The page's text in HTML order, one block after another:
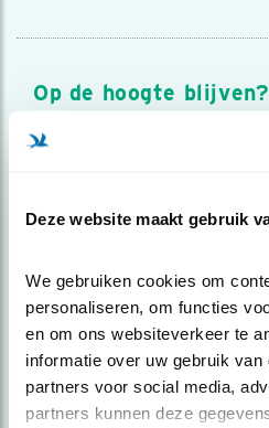
Deze website maakt gebruik
We gebruiken cookies om
personaliseren, om functies
en om ons websiteverkeer te
informatie over uw gebruik
partners voor social media,
partners kunnen deze
Op de hoogte blijven?
Meld je aan en ontvang
over vogels en activiteiten van